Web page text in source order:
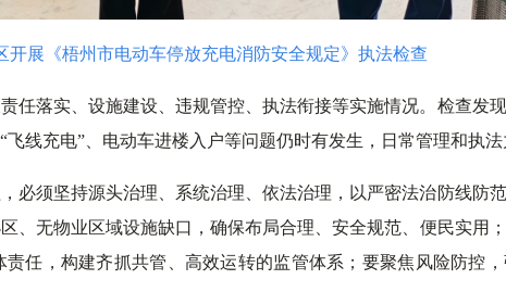
开展《梧州市电动车停放充电消防安全规定》执法检查
任落实、设施建设、违规管控、执法衔接等实施情况。检查发
线充电”、电动车进楼入户等问题仍时有发生，日常管理和执法
必须坚持源头治理、系统治理、依法治理，以严密法治防线防
、无物业区域设施缺口，确保布局合理、安全规范、便民实用
任，构建齐抓共管、高效运转的监管体系；要聚焦风险防控